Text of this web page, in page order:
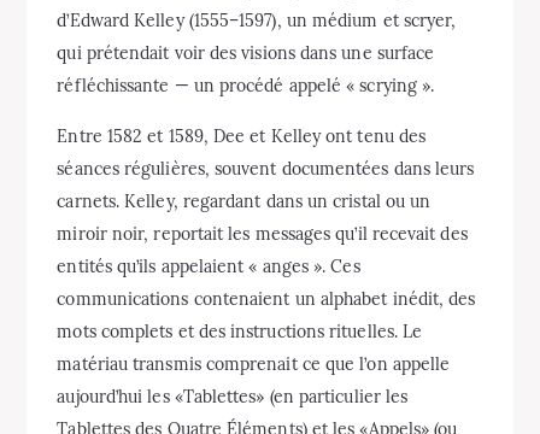
d’Edward Kelley (1555–1597), un médium et scryer,
qui prétendait voir des visions dans une surface
réfléchissante — un procédé appelé « scrying ».
Entre 1582 et 1589, Dee et Kelley ont tenu des
séances régulières, souvent documentées dans leurs
carnets. Kelley, regardant dans un cristal ou un
miroir noir, reportait les messages qu’il recevait des
entités qu’ils appelaient « anges ». Ces
communications contenaient un alphabet inédit, des
mots complets et des instructions rituelles. Le
matériau transmis comprenait ce que l’on appelle
aujourd’hui les «Tablettes» (en particulier les
Tablettes des Quatre Éléments) et les «Appels» (ou